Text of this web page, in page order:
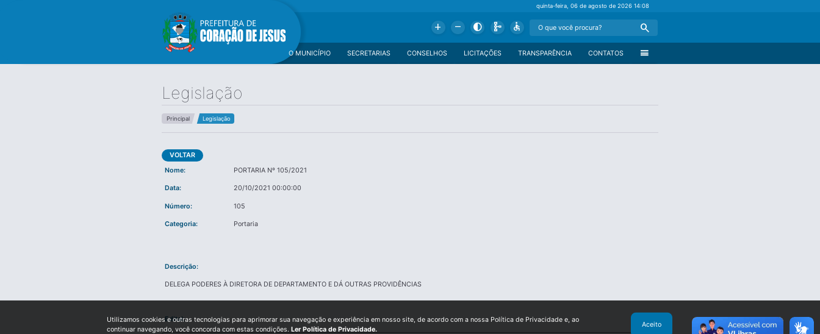
quinta-feira, 06 de agosto de 202614:08
Add Remove Contrast Schema Accessible Search
menu
CONTATOS
TRANSPARÊNCIA
LICITAÇÕES
CONSELHOS
SECRETARIAS
O MUNICÍPIO
Legislação
Principal Legislação
VOLTAR
Nome:
PORTARIA Nº 105/2021
Data: 20/10/2021 00:00:00
Número: 105
Categoria: Portaria
Descrição:
DELEGA PODERES À DIRETORA DE DEPARTAMENTO E DÁ OUTRAS PROVIDÊNCIAS
Edital:
Utilizamos cookies e outras tecnologias para aprimorar sua navegação e experiência em nosso site, de acordo com a nossa Política de Privacidade e, ao
continuar navegando, você concorda com estas condições. Ler Política de Privacidade.
Aceito